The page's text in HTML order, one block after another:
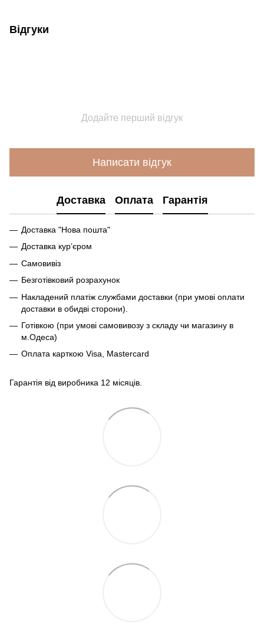
Відгуки
Додайте перший відгук
Написати відгук
Доставка Оплата Гарантія
Доставка "Нова пошта"
Доставка кур’єром
Самовивіз
Безготівковий розрахунок
Накладений платіж службами доставки (при умові оплати
доставки в обидві сторони).
Готівкою (при умові самовивозу з складу чи магазину в
м.Одеса)
Оплата карткою Visa, Mastercard
Гарантія від виробника 12 місяців.